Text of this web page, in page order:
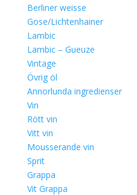
Berliner weisse
Gose/Lichtenhainer
Lambic
Lambic – Gueuze
Vintage
Övrig öl
Annorlunda ingredienser
Vin
Rött vin
Vitt vin
Mousserande vin
Sprit
Grappa
Vit Grappa